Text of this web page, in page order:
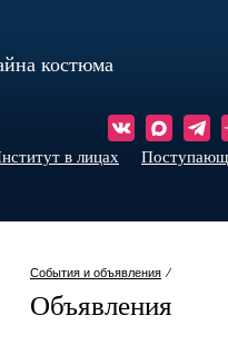
костюма
в лицах
События и объявления ⁄
Объявления